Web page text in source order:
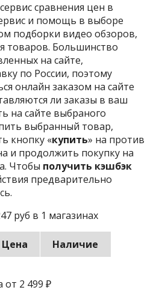
сравнения цен в
и помощь в выборе
подборки видео обзоров,
товаров. Большинство
на сайте,
по России, поэтому
онлайн заказом на сайте
ли заказы в ваш
на сайте выбраного
выбранный товар,
кнопку «купить» на против
и продолжить покупку на
Чтобы получить кэшбэк
предварительно
руб в 1 магазинах
Цена
Наличие
от 2 499 ₽